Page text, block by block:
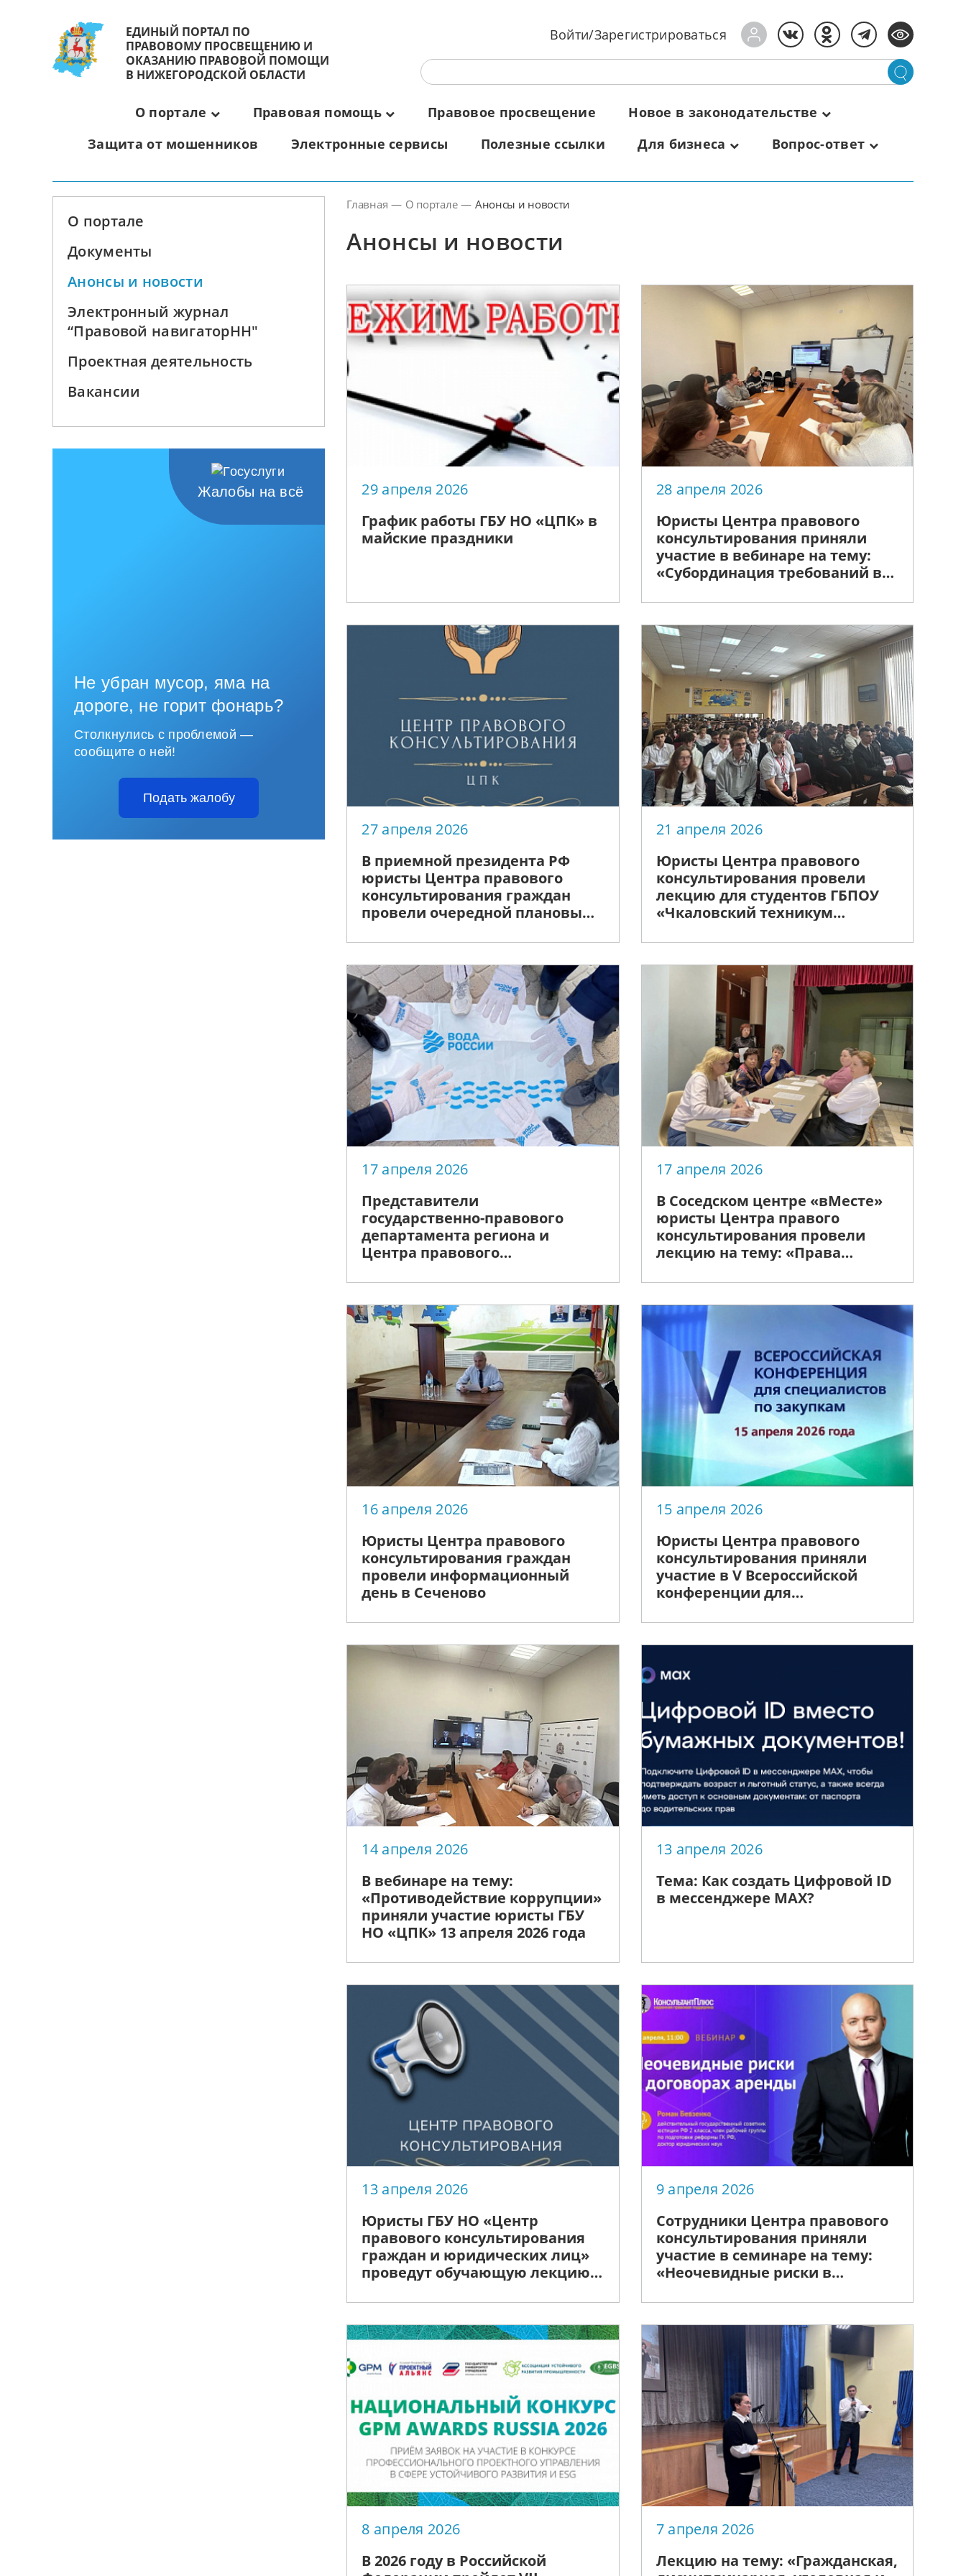
ЕДИНЫЙ ПОРТАЛ ПО
ПРАВОВОМУ ПРОСВЕЩЕНИЮ И
ОКАЗАНИЮ ПРАВОВОЙ ПОМОЩИ
В НИЖЕГОРОДСКОЙ ОБЛАСТИ
Войти/Зарегистрироваться
О портале Правовая помощь Правовое просвещение
Новое в законодательстве
Защита от мошенников
Электронные сервисы Полезные ссылки Для бизнеса Вопрос-ответ
О портале
Документы
Анонсы и новости
Электронный журнал
“Правовой навигаторНН"
Проектная деятельность
Вакансии
Жалобы на всё
Не убран мусор, яма на
дороге, не горит фонарь?
Столкнулись с проблемой —
сообщите о ней!
Подать жалобу
Главная — О портале — Анонсы и новости
Анонсы и новости
29 апреля 2026
График работы ГБУ НО «ЦПК» в
майские праздники
28 апреля 2026
Юристы Центра правового
консультирования приняли
участие в вебинаре на тему:
«Субординация требований в
связанного с должником
кредитора за реестром»
27 апреля 2026
В приемной президента РФ
юристы Центра правового
консультирования граждан
провели очередной плановый
21 апреля 2026
Юристы Центра правового
консультирования провели
лекцию для студентов ГБПОУ
«Чкаловский техникум
технологий»
17 апреля 2026
Представители
государственно-правового
департамента региона и
Центра правового
участие во Всероссийской
акции по очистке от мусора
берегов водных объектов
«Вода России»
17 апреля 2026
В Соседском центре «вМесте»
юристы Центра правого
консультирования провели
лекцию на тему: «Права
16 апреля 2026
Юристы Центра правового
консультирования граждан
провели информационный
день в Сеченово
15 апреля 2026
Юристы Центра правового
консультирования приняли
участие в V Всероссийской
конференции для
14 апреля 2026
В вебинаре на тему:
«Противодействие коррупции»
приняли участие юристы ГБУ
НО «ЦПК» 13 апреля 2026 года
13 апреля 2026
Тема: Как создать Цифровой ID
в мессенджере МАХ?
13 апреля 2026
Юристы ГБУ НО «Центр
правового консультирования
граждан и юридических лиц»
проведут обучающую лекцию в
9 апреля 2026
Сотрудники Центра правового
консультирования приняли
участие в семинаре на тему:
«Неочевидные риски в
8 апреля 2026
В 2026 году в Российской
7 апреля 2026
Лекцию на тему: «Гражданская,